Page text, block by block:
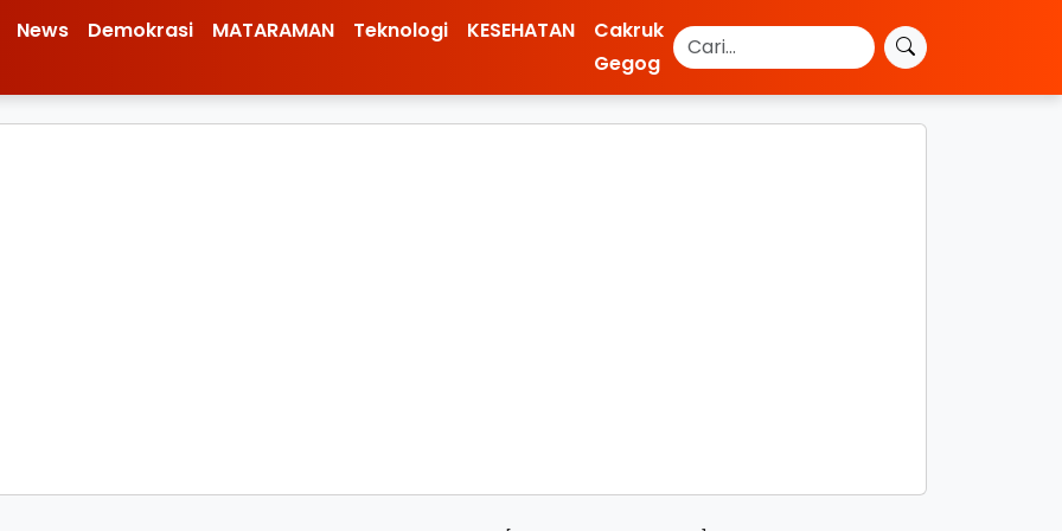
News Demokrasi MATARAMAN Teknologi KESEHATAN
Cakruk
Gegog